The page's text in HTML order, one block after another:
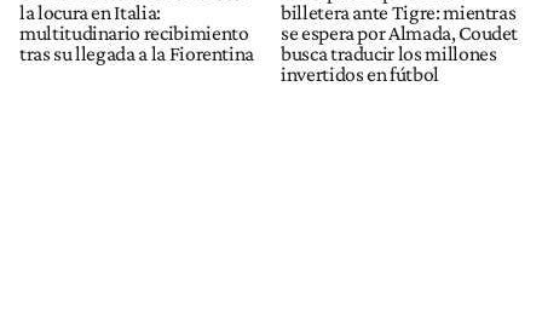
la locura en Italia:
multitudinario recibimiento
tras su llegada a la Fiorentina
billetera ante Tigre: mientras
se espera por Almada, Coudet
busca traducir los millones
invertidos en fútbol